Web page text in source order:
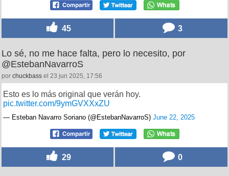
45 3
Lo sé, no me hace falta, pero lo necesito, por
@EstebanNavarroS
por chuckbass el 23 jun 2025, 17:56
Esto es lo más original que verán hoy.
pic.twitter.com/9ymGVXXxZU
— Esteban Navarro Soriano (@EstebanNavarroS) June 22, 2025
29 0